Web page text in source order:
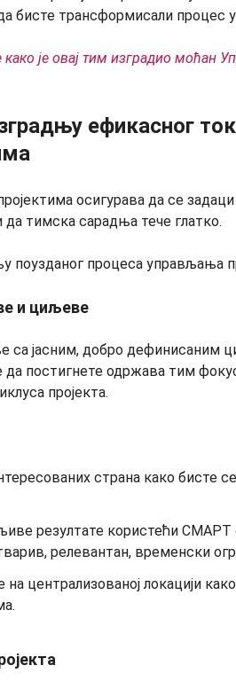
је овај тим изградио моћан
ефикасног
осигурава да се
тимска сарадња тече глатко.
поузданог процеса управљања
и циљеве
са јасним, добро дефинисаним
постигнете одржава тим
пројекта.
страна како бисте
резултате користећи СМАРТ
релевантан, временски
централизованој локацији